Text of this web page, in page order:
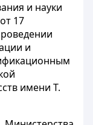
и науки
17
и
имени Т.